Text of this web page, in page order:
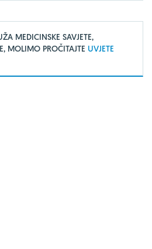
MEDICINSKE SAVJETE,
MOLIMO PROČITAJTE UVJETE